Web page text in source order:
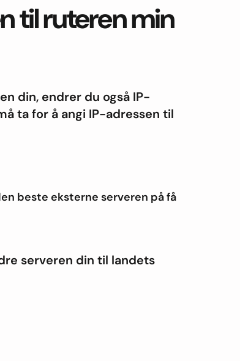
til ruteren min
din, endrer du også IP-
ta for å angi IP-adressen til
beste eksterne serveren på få
serveren din til landets